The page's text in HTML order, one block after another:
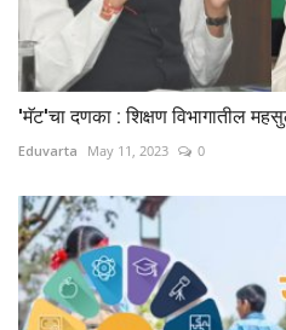
'मॅट'चा दणका : शिक्षण विभागातील
Eduvarta May 11, 2023 0